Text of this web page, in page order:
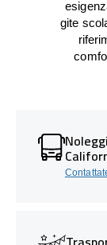
gite